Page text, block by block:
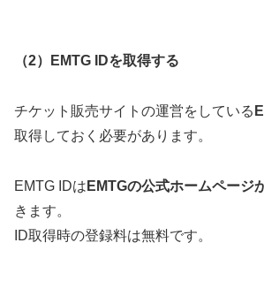
（2）EMTG IDを取得する
チケット販売サイトの運営をしている
取得しておく必要があります。
EMTG IDは EMTGの公式ホームページ
きます。
ID取得時の登録料は無料です。